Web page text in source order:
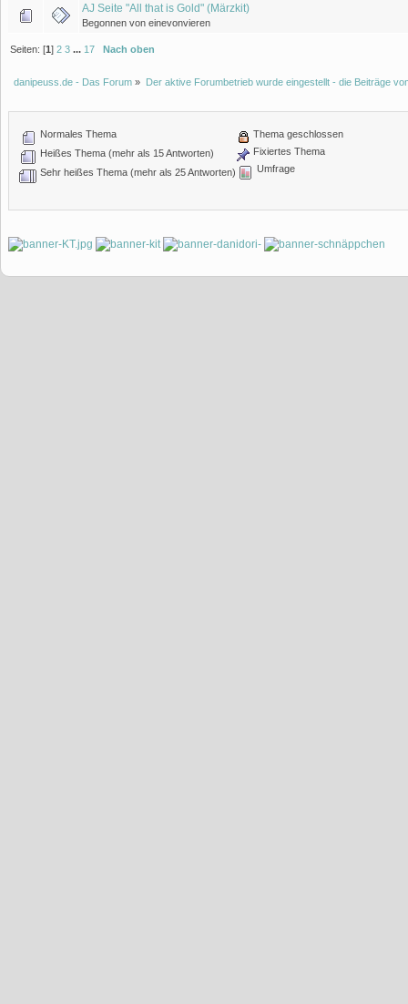
AJ Seite "All that is Gold" (Märzkit)
Begonnen von einevonvieren
Seiten: [1]2 3 ... 17 Nach oben
danipeuss.de - Das Forum » Der aktive Forumbetrieb wurde eingestellt - die Beiträge
Normales Thema
Heißes Thema (mehr als 15 Antworten)
Sehr heißes Thema (mehr als 25 Antworten)
Thema geschlossen
Fixiertes Thema
Umfrage